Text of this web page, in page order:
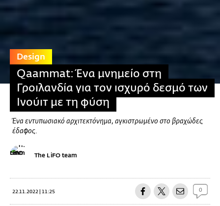
Design
Qaammat: Ένα μνημείο στη
Γροιλανδία για τον ισχυρό δεσμό των
Ινούιτ με τη φύση
Ένα εντυπωσιακό αρχιτεκτόνημα, αγκιστρωμένο στο βραχώδες
έδαφος.
The LiFO team
22.11.2022 | 11:25 0